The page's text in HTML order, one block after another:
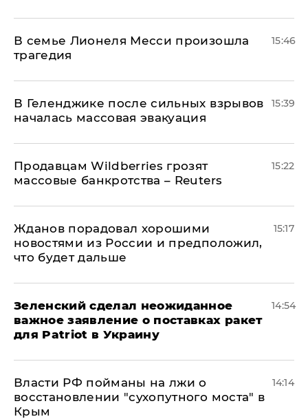
В семье Лионеля Месси произошла
трагедия
15:46
В Геленджике после сильных взрывов
началась массовая эвакуация
15:39
Продавцам Wildberries грозят
массовые банкротства – Reuters
15:22
Жданов порадовал хорошими
новостями из России и предположил,
что будет дальше
15:17
Зеленский сделал неожиданное
важное заявление о поставках ракет
для Patriot в Украину
14:54
Власти РФ пойманы на лжи о
восстановлении "сухопутного моста" в
Крым
14:14